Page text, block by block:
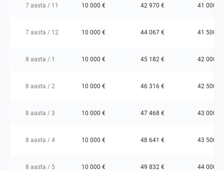
7 aasta / 11 10 000 € 42 970 € 41 000 €
7 aasta / 12 10 000 € 44 067 € 41 500 €
8 aasta / 1 10 000 € 45 182 € 42 000 €
8 aasta / 2 10 000 € 46 316 € 42 500 €
8 aasta / 3 10 000 € 47 468 € 43 000 €
8 aasta / 4 10 000 € 48 641 € 43 500 €
8 aasta / 5 10 000 € 49 832 € 44 000 €